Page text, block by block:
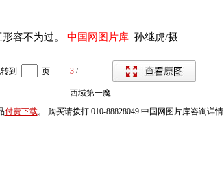
形容不为过。 中国网图片库孙继虎/摄
到 页 3 /
西域第一魔
鬼城——哈
付费下载。 购买请拨打 010-88828049 中国网图片库咨询详情